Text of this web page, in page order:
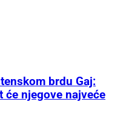
brdu Gaj:
će njegove najveće